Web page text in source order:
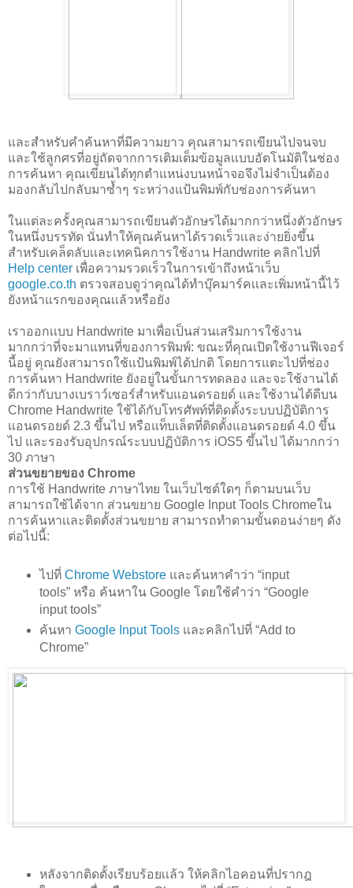
และสำหรับคำค้นหาที่มีความยาว คุณสามารถเขียนไปจนจบ
และใช้ลูกศรที่อยู่ถัดจากการเติมเต็มข้อมูลเเบบอัตโนมัติในช่อง
การค้นหา คุณเขียนได้ทุกตำแหน่งบนหน้าจอจึงไม่จำเป็นต้อง
มองกลับไปกลับมาซ้ำๆ ระหว่างแป้นพิมพ์กับช่องการค้นหา
ในแต่ละครั้งคุณสามารถเขียนตัวอักษรได้มากกว่าหนึ่งตัวอักษร
ในหนึ่งบรรทัด นั่นทำให้คุณค้นหาได้รวดเร็วเเละง่ายยิ่งขึ้น
สำหรับเคล็ดลับเเละเทคนิคการใช้งาน Handwrite คลิกไปที่
Help center เพื่อความรวดเร็วในการเข้าถึงหน้าเว็บ
google.co.th ตรวจสอบดูว่าคุณได้ทำบุ๊คมาร์คเเละเพิ่มหน้านี้ไว้
ยังหน้าแรกของคุณเเล้วหรือยัง
เราออกเเบบ Handwrite มาเพื่อเป็นส่วนเสริมการใช้งาน
มากกว่าที่จะมาแทนที่ของการพิมพ์: ขณะที่คุณเปิดใช้งานฟีเจอร์
นี้อยู่ คุณยังสามารถใช้แป้นพิมพ์ได้ปกติ โดยการแตะไปที่ช่อง
การค้นหา Handwrite ยังอยู่ในขั้นการทดลอง และจะใช้งานได้
ดีกว่ากับบางเบราว์เซอร์สำหรับแอนดรอยด์ และใช้งานได้ดีบน
Chrome Handwrite ใช้ได้กับโทรศัพท์ที่ติดตั้งระบบปฏิบัติการ
แอนดรอยด์ 2.3 ขึ้นไป หรือแท็บเล็ตที่ติดตั้งแอนดรอยด์ 4.0 ขึ้น
ไป และรองรับอุปกรณ์ระบบปฏิบัติการ iOS5 ขึ้นไป ได้มากกว่า
30 ภาษา
ส่วนขยายของ Chrome
การใช้ Handwrite ภาษาไทย ในเว็บไซต์ใดๆ ก็ตามบนเว็บ
สามารถใช้ได้จาก ส่วนขยาย Google Input Tools Chromeใน
การค้นหาเเละติดตั้งส่วนขยาย สามารถทำตามขั้นตอนง่ายๆ ดัง
ต่อไปนี้:
ไปที่ Chrome Webstoreและค้นหาคำว่า “input
tools” หรือ ค้นหาใน Google โดยใช้คำว่า “Google
input tools”
ค้นหา Google Input Toolsและคลิกไปที่ “Add to
Chrome”
หลังจากติดตั้งเรียบร้อยเเล้ว ให้คลิกไอคอนที่ปรากฎ